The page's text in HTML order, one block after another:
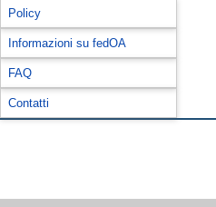
Policy
Informazioni su fedOA
FAQ
Contatti